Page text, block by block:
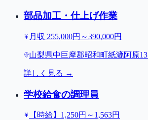
部品加工・仕上げ作業
月収 255,000円～390,000円
山梨県中巨摩郡昭和町紙漉阿原
詳しく見る →
学校給食の調理員
【時給】1,250円～1,563円